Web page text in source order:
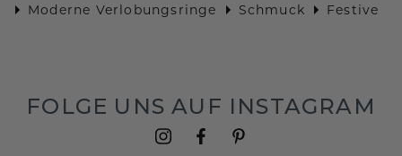
Moderne Verlobungsringe
Schmuck Festive
FOLGE UNS AUF INSTAGRAM